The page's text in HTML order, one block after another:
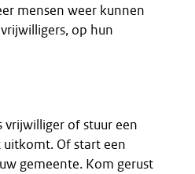
mensen weer kunnen
op hun
vrijwilliger of stuur een
uitkomt. Of start een
gemeente. Kom gerust